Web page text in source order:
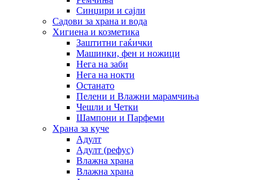
Синџири и сајли
Садови за храна и вода
Хигиена и козметика
Заштитни гаќички
Машинки, фен и ножици
Нега на заби
Нега на нокти
Останато
Пелени и Влажни марамчиња
Чешли и Четки
Шампони и Парфеми
Храна за куче
Адулт
Адулт (рефус)
Влажна храна
Влажна храна